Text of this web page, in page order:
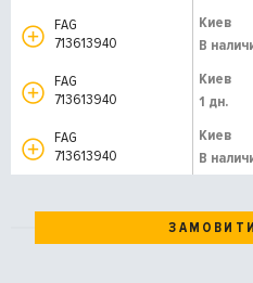
FAG
713613940
Киев
В
FAG
713613940
Киев
1 дн.
FAG
713613940
Киев
В